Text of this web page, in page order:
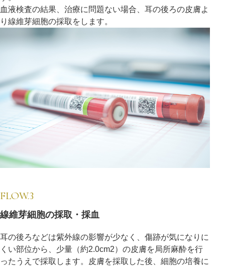
血液検査の結果、治療に問題ない場合、耳の後ろの皮膚よ
り線維芽細胞の採取をします。
FLOW.3
線維芽細胞の採取・採血
耳の後ろなどは紫外線の影響が少なく、傷跡が気になりに
くい部位から、少量（約2.0cm2）の皮膚を局所麻酔を行
ったうえで採取します。皮膚を採取した後、細胞の培養に